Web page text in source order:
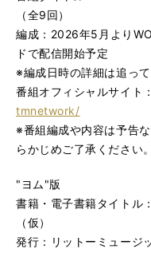
（全9回）
編成：2026年5月より
ドで配信開始予定
※編成日時の詳細は追っ
番組オフィシャルサイト：
tmnetwork/
※番組編成や内容は予告
らかじめご了承ください。
"ヨム"版
書籍・電子書籍タイトル
（仮）
発行：リットーミュージ